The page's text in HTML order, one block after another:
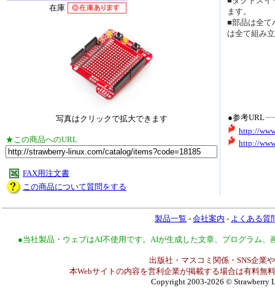
在庫
写真はクリックで拡大できます
★この商品へのURL
FAX用注文書
この商品について質問をする
ます。
■部品は全て
は全て組み
●参考URL
http://
http://
製品一覧 - 会社案内 - よくある質
●当社製品・ウェブはAI不使用です。AIが生成した文章、プログラム
出版社・マスコミ関係・SNS企業
本Webサイトの内容を営利企業が掲載する場合は有料無
Copyright 2003-2026 © Strawberry